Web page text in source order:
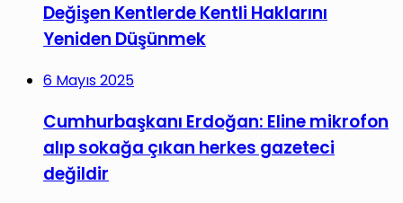
Değişen Kentlerde Kentli Haklarını
Yeniden Düşünmek
6 Mayıs 2025
Cumhurbaşkanı Erdoğan: Eline mikrofon
alıp sokağa çıkan herkes gazeteci
değildir